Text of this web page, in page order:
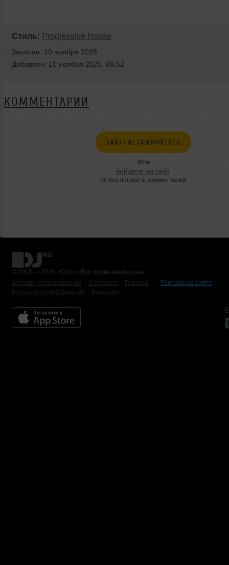
Стиль: Progressive House
Записан: 10 ноября 2025
Добавлен: 10 ноября 2025, 06:52
КОММЕНТАРИИ
ЗАРЕГИСТРИРУЙТЕСЬ
Или
войдите на сайт
чтобы оставить комментарий
© 2001 — 2026 «DJ.ru» Все права защищены.
Условия использования
О проекте Помощь
Реклама на сайте
Контактная информация
Вакансии